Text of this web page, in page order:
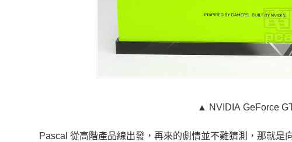
▲ NVIDIA GeForce
Pascal 從高階產品線出發，再來的劇情並不難猜測，那就